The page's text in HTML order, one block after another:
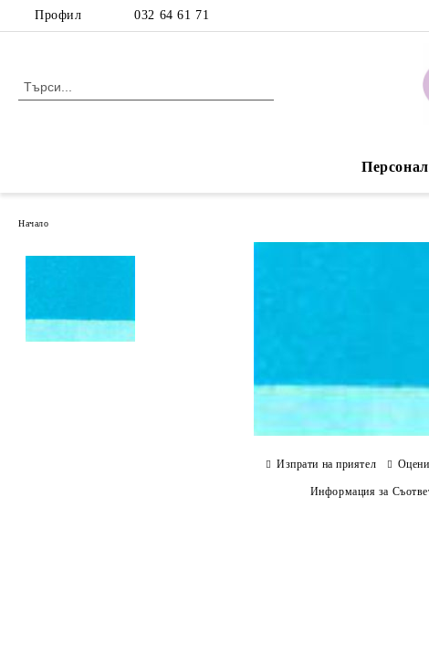
Профил 032 64 61 71
Начало
Изпрати на приятел
Информация за